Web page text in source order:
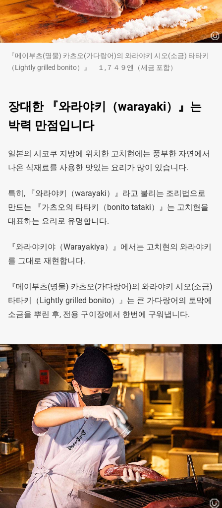
『메이부츠(명물) 카츠오(가다랑어)의 와라야키 시오(소금) 타타키
（Lightly grilled bonito）』 １,７４９엔（세금 포함）
장대한 『와라야키（warayaki）』는
박력 만점입니다
일본의 시코쿠 지방에 위치한 고치현에는 풍부한 자연에서
나온 식재료를 사용한 맛있는 요리가 많이 있습니다.
특히, 『와라야키（warayaki）』라고 불리는 조리법으로
만드는 『가츠오의 타타키（bonito tataki）』는 고치현을
대표하는 요리로 유명합니다.
『와라야키야（Warayakiya）』에서는 고치현의 와라야키
를 그대로 재현합니다.
『메이부츠(명물) 카츠오(가다랑어)의 와라야키 시오(소금)
타타키（Lightly grilled bonito）』는 큰 가다랑어의 토막에
소금을 뿌린 후, 전용 구이장에서 한번에 구워냅니다.